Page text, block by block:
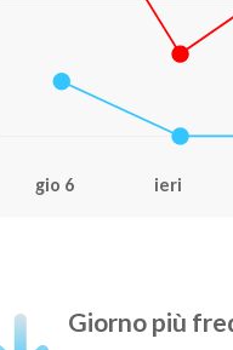
gio 6 ieri
Giorno più